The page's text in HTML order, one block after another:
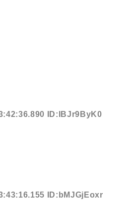
ID:IBJr9ByK0
ID:bMJGjEoxr